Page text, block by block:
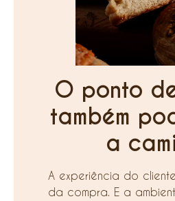
O ponto
também
a
A experiência do
da compra. E a